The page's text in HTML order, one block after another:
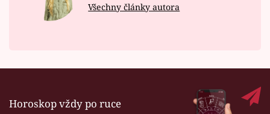
Všechny články autora
Horoskop vždy po ruce